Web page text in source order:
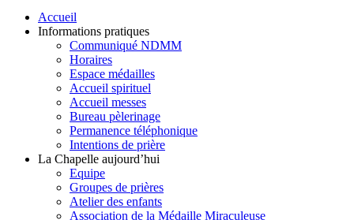
Accueil
Informations pratiques
Communiqué NDMM
Horaires
Espace médailles
Accueil spirituel
Accueil messes
Bureau pèlerinage
Permanence téléphonique
Intentions de prière
La Chapelle aujourd’hui
Equipe
Groupes de prières
Atelier des enfants
Association de la Médaille Miraculeuse